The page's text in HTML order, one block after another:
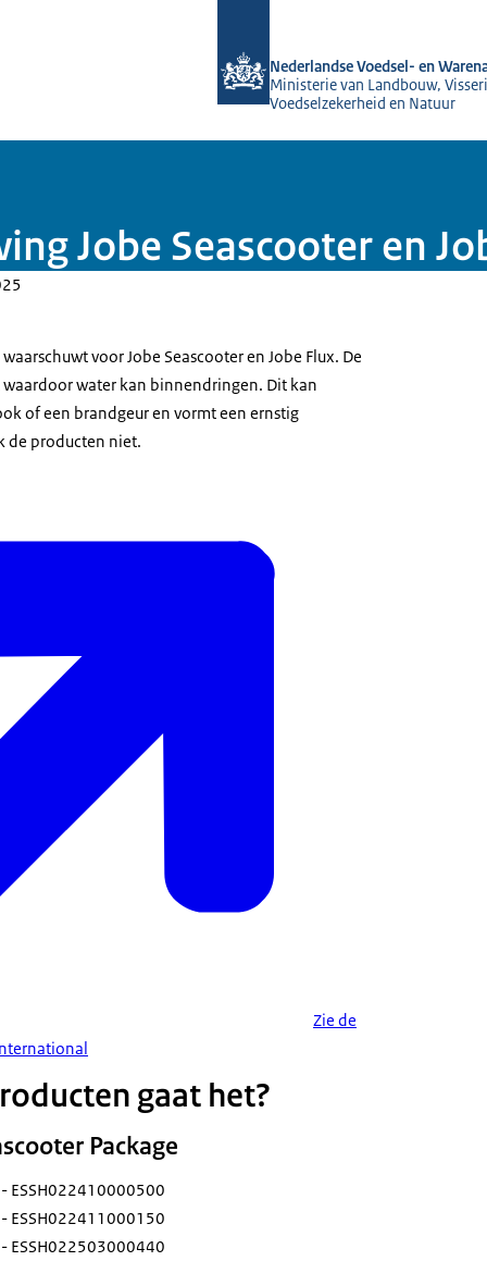
Nederlandse Voedsel- en
Ministerie van Landbouw,
Voedselzekerheid en Natuur
Jobe Seascooter en
voor Jobe Seascooter en Jobe Flux. De
water kan binnendringen. Dit kan
of een brandgeur en vormt een ernstig
de producten niet.
Zie de
gaat het?
Package
ESSH022410000500
ESSH022411000150
ESSH022503000440